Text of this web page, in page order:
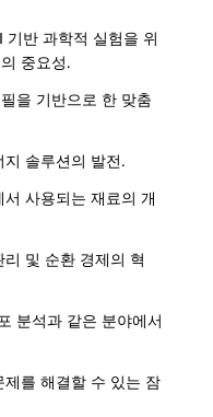
기반 과학적 실험을 위
중요성.
을 기반으로 한 맞춤
솔루션의 발전.
사용되는 재료의 개
리 및 순환 경제의 혁
분석과 같은 분야에서
를 해결할 수 있는 잠